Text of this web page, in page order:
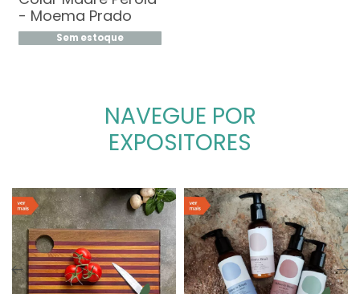
- Moema Prado
Sem estoque
NAVEGUE POR
EXPOSITORES